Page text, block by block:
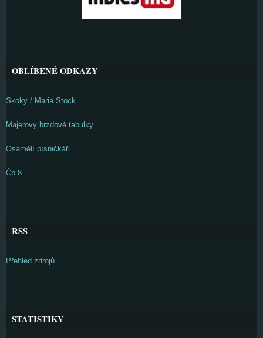
OBLÍBENÉ ODKAZY
Skoky / Maria Stock
Majerovy brzdové tabulky
Osamělí písničkáři
Čp.8
RSS
Přehled zdrojů
STATISTIKY